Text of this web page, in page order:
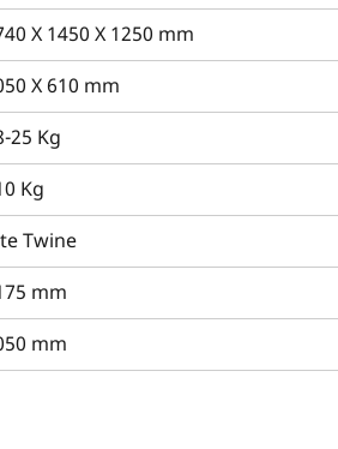
एवं स्टेबिलिटी को देखते हुए किफायती
इस बेलर मॉडल से संबंधित सभी विवरण
एवं फीचर्स की जाँच करने की
ट्रैक्टरकारवां से आसान किस्तों में
के बारे में विस्तृत जानकारी प्राप्त करने के लिए
X 1450 X 1250 mm
X 610 mm
25 Kg
Kg
Twine
mm
mm